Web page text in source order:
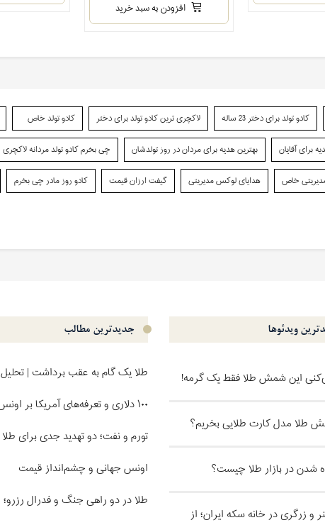
افزودن به سبد خرید
کادو تولد برای دختر 23 ساله لاکچری ترین کادو تولد برای دختر کادو تولد خاص
برای آقایان بهترین هدیه برای مردان در روز تولدشان چی بخرم کادو تولد مردانه لاکچری
خاص هدایای لوکس مدیریتی گیفت ارزان قیمت کادو روز مادر چی بخرم
ویدئو‌ها
این شمش طلا فقط یک گرمه!
طلا مدل کارت طلایی بخریم؟
شدن در بازار طلا چیست؟
و زرگری در خانه سکه ایران؛ از
جدیدترین مطالب
طلا یک گام به عقب برداشت |
۱۰۰ دلاری و تعرفه‌های آمریکا بر اونس
تورم و نفت؛ دو تهدید جدی برای
اونس جهانی و چشم‌انداز قیمت
طلا در دو راهی جنگ و فدرال رزرو؛